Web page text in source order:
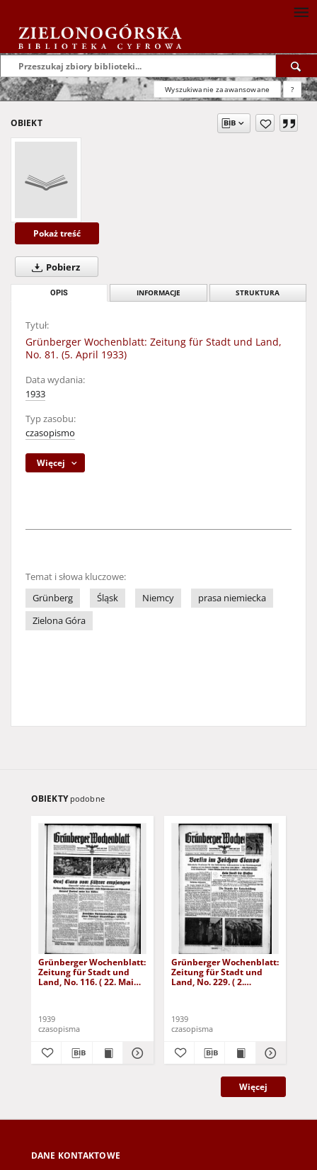
Wyszukiwanie zaawansowane ?
OBIEKT
Pokaż treść
Pobierz
OPIS INFORMACJE STRUKTURA
Tytuł:
Grünberger Wochenblatt: Zeitung für Stadt und Land,
No. 81. (5. April 1933)
Data wydania:
1933
Typ zasobu:
czasopismo
Więcej
Temat i słowa kluczowe:
Grünberg
Śląsk Niemcy
prasa niemiecka
Zielona Góra
OBIEKTY podobne
Grünberger Wochenblatt:
Zeitung für Stadt und
Land, No. 116. ( 22. Mai
1939
czasopisma
Grünberger Wochenblatt:
Zeitung für Stadt und
Land, No. 229. ( 2.
1939
czasopisma
Więcej
DANE KONTAKTOWE